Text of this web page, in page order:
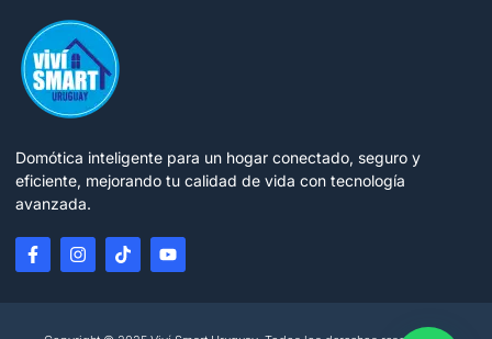
Domótica inteligente para un hogar conectado, seguro y
eficiente, mejorando tu calidad de vida con tecnología
avanzada.